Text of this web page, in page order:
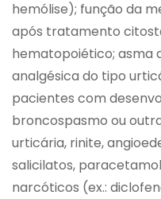
hemólise); função da
após tratamento
hematopoiético; asma
analgésica do tipo
pacientes com
broncospasmo ou
urticária, rinite,
salicilatos,
narcóticos (ex.: